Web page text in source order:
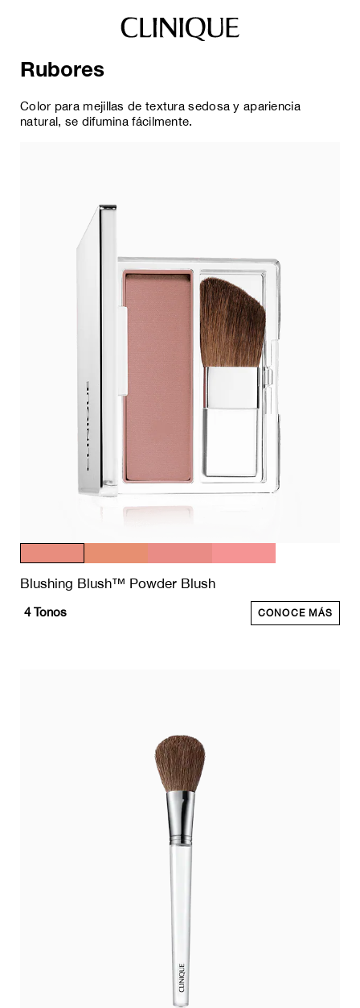
Rubores
Color para mejillas de textura sedosa y apariencia
natural, se difumina fácilmente.
Blushing Blush™ Powder Blush
4Tonos CONOCE MÁS